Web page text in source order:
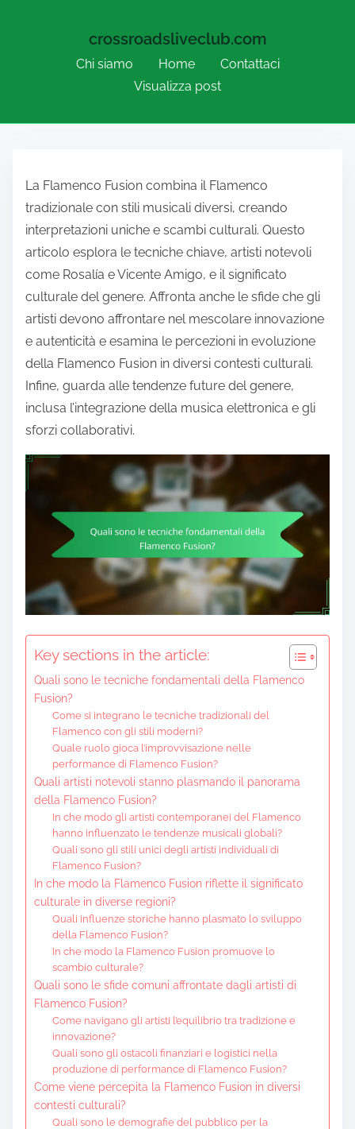
crossroadsliveclub.com
Chi siamo Home
Contattaci
Visualizza post
La Flamenco Fusion combina il Flamenco
tradizionale con stili musicali diversi, creando
interpretazioni uniche e scambi culturali. Questo
articolo esplora le tecniche chiave, artisti notevoli
come Rosalía e Vicente Amigo, e il significato
culturale del genere. Affronta anche le sfide che gli
artisti devono affrontare nel mescolare innovazione
e autenticità e esamina le percezioni in evoluzione
della Flamenco Fusion in diversi contesti culturali.
Infine, guarda alle tendenze future del genere,
inclusa l’integrazione della musica elettronica e gli
sforzi collaborativi.
Key sections in the article:
Quali sono le tecniche fondamentali della Flamenco
Fusion?
Come si integrano le tecniche tradizionali del
Flamenco con gli stili moderni?
Quale ruolo gioca l’improvvisazione nelle
performance di Flamenco Fusion?
Quali artisti notevoli stanno plasmando il panorama
della Flamenco Fusion?
In che modo gli artisti contemporanei del Flamenco
hanno influenzato le tendenze musicali globali?
Quali sono gli stili unici degli artisti individuali di
Flamenco Fusion?
In che modo la Flamenco Fusion riflette il significato
culturale in diverse regioni?
Quali influenze storiche hanno plasmato lo sviluppo
della Flamenco Fusion?
In che modo la Flamenco Fusion promuove lo
scambio culturale?
Quali sono le sfide comuni affrontate dagli artisti di
Flamenco Fusion?
Come navigano gli artisti l’equilibrio tra tradizione e
innovazione?
Quali sono gli ostacoli finanziari e logistici nella
produzione di performance di Flamenco Fusion?
Come viene percepita la Flamenco Fusion in diversi
contesti culturali?
Quali sono le demografie del pubblico per la